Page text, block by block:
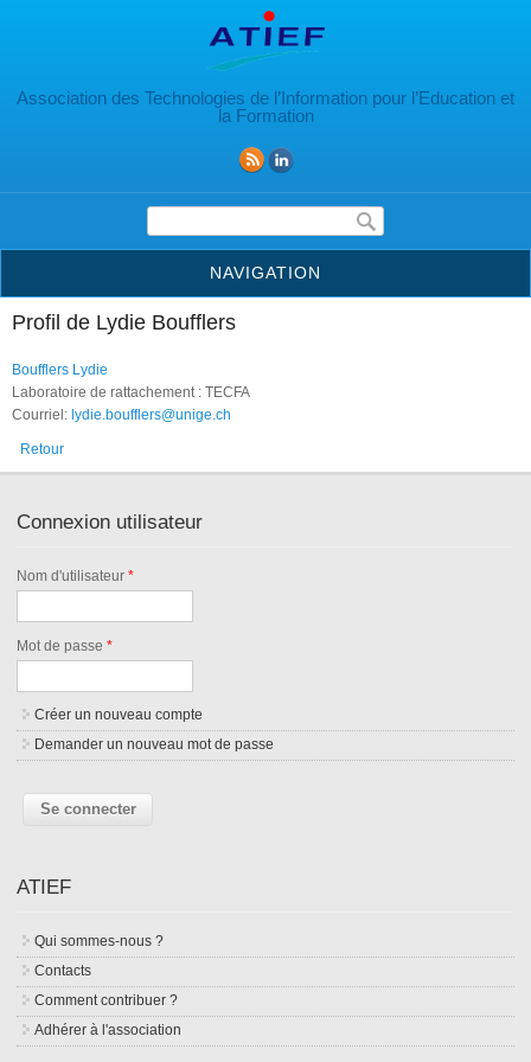
Association des Technologies de l’Information pour l’Education et
la Formation
Formulaire de recherche
NAVIGATION
Profil de Lydie Boufflers
Boufflers Lydie
Laboratoire de rattachement : TECFA
Courriel: lydie.boufflers@unige.ch
Retour
Connexion utilisateur
Nom d'utilisateur*
Mot de passe*
Créer un nouveau compte
Demander un nouveau mot de passe
ATIEF
Qui sommes-nous ?
Contacts
Comment contribuer ?
Adhérer à l'association